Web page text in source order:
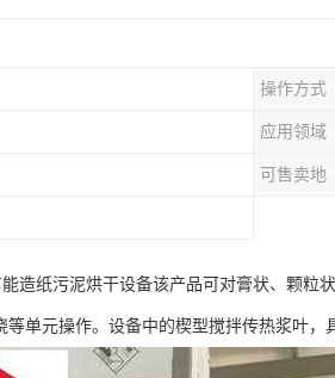
操作方式
应用领域
可售卖地
造纸污泥烘干设备该产品可对膏状、颗粒
单元操作。设备中的楔型搅拌传热浆叶，